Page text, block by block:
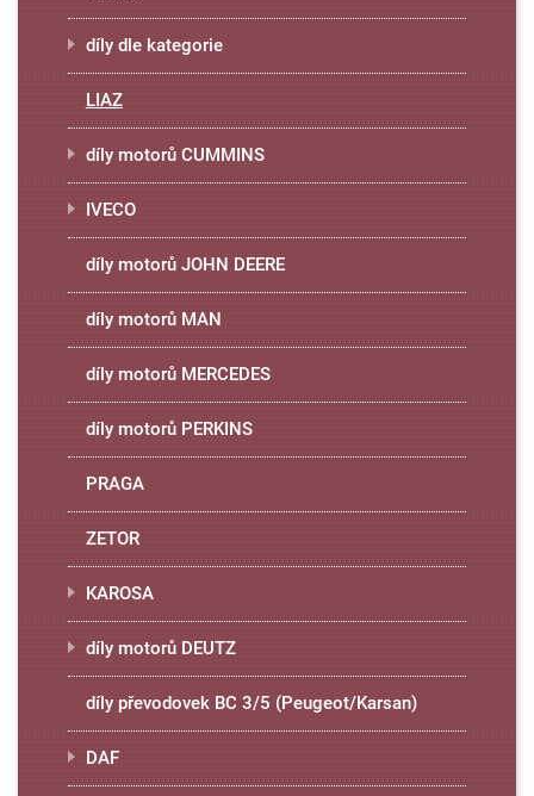
díly dle kategorie
LIAZ
díly motorů CUMMINS
IVECO
díly motorů JOHN DEERE
díly motorů MAN
díly motorů MERCEDES
díly motorů PERKINS
PRAGA
ZETOR
KAROSA
díly motorů DEUTZ
díly převodovek BC 3/5 (Peugeot/Karsan)
DAF